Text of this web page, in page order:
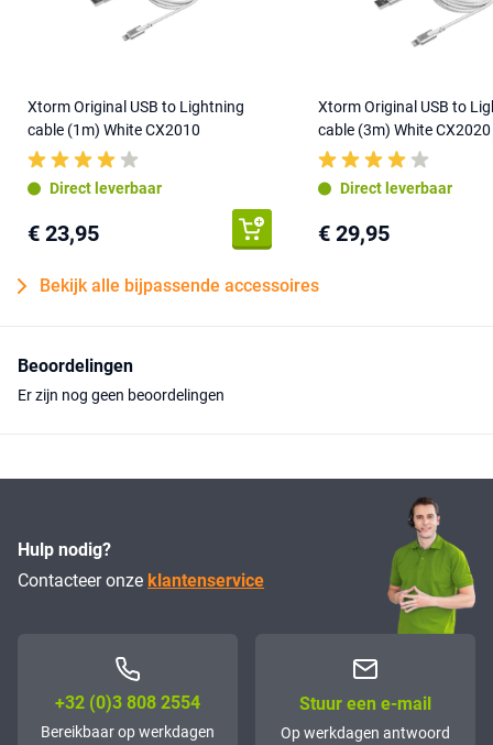
Xtorm Original USB to Lightning
cable (1m) White CX2010
Direct leverbaar
€ 23,95
Xtorm Original USB to
cable (3m) White CX2020
Direct leverbaar
€ 29,95
Bekijk alle bijpassende accessoires
Beoordelingen
Er zijn nog geen beoordelingen
Hulp nodig?
Contacteer onze klantenservice
+32 (0)3 808 2554
Bereikbaar op werkdagen
Stuur een e-mail
Op werkdagen antwoord